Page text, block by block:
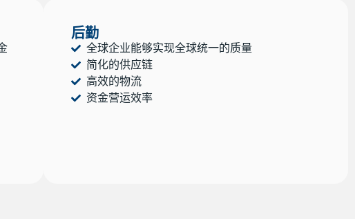
后勤
全球企业能够实现全球统一的质量
简化的供应链
高效的物流
资金营运效率